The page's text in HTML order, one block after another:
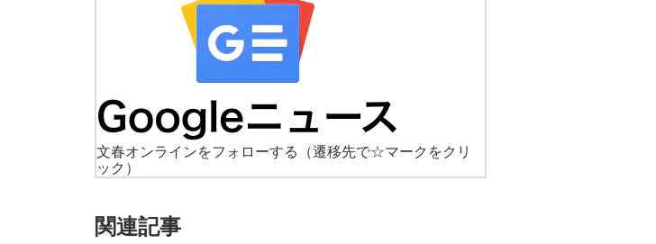
文春オンラインをフォローする
（遷移先で☆マークをクリ
ック）
関連記事